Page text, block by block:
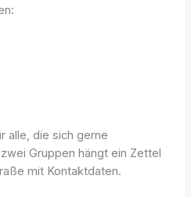
alle, die sich gerne
Gruppen hängt ein Zettel
mit Kontaktdaten.